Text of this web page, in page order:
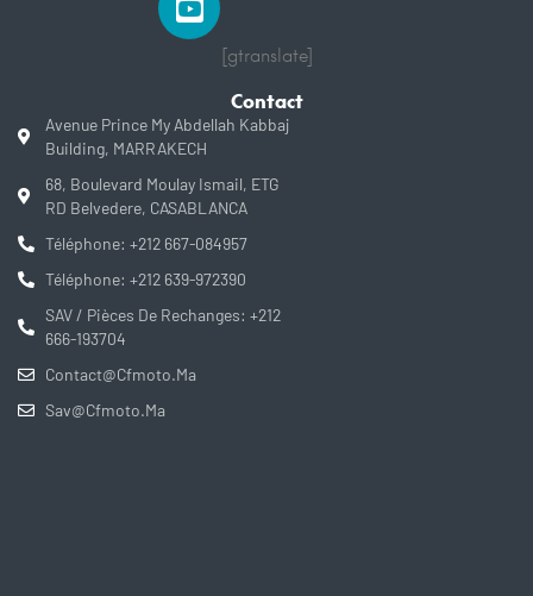
[gtranslate]
Contact
Avenue Prince My Abdellah Kabbaj
Building, MARRAKECH
68, Boulevard Moulay Ismail, ETG
RD Belvedere, CASABLANCA
Téléphone: +212 667-084957
Téléphone: +212 639-972390
SAV / Pièces De Rechanges: +212
666-193704
Contact@cfmoto.ma
Sav@cfmoto.ma